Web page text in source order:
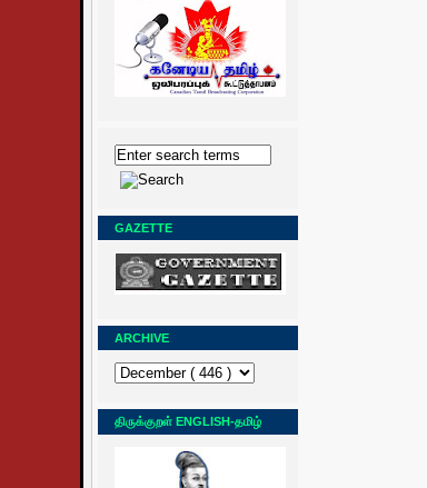
GAZETTE
ARCHIVE
திருக்குறள் ENGLISH-தமிழ்